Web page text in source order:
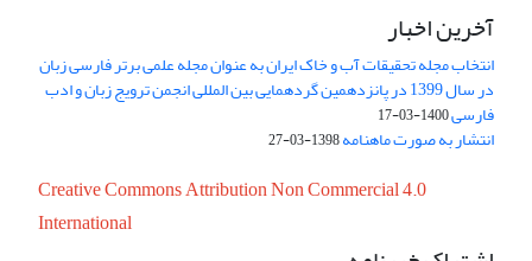
آخرین اخبار
انتخاب مجله تحقیقات آب و خاک ایران به عنوان مجله علمی برتر فارسی زبان
در سال 1399 در پانزدهمین گردهمایی بین المللی انجمن ترویج زبان و ادب
فارسی1400-03-17
انتشار به صورت ماهنامه1398-03-27
Creative Commons Attribution Non Commercial 4.0
International